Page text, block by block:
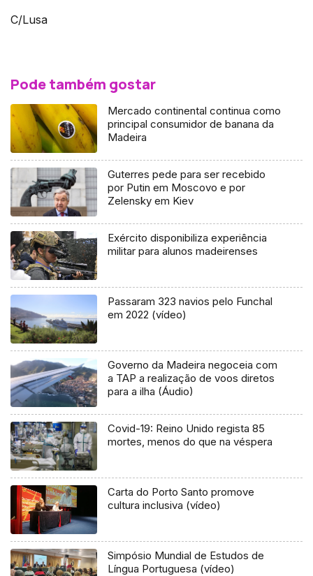
C/Lusa
Pode também gostar
Mercado continental continua como
principal consumidor de banana da
Madeira
Guterres pede para ser recebido
por Putin em Moscovo e por
Zelensky em Kiev
Exército disponibiliza experiência
militar para alunos madeirenses
Passaram 323 navios pelo Funchal
em 2022 (vídeo)
Governo da Madeira negoceia com
a TAP a realização de voos diretos
para a ilha (Áudio)
Covid-19: Reino Unido regista 85
mortes, menos do que na véspera
Carta do Porto Santo promove
cultura inclusiva (vídeo)
Simpósio Mundial de Estudos de
Língua Portuguesa (vídeo)